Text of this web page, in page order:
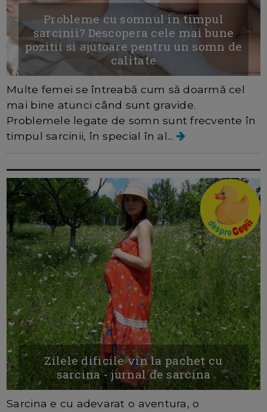
Probleme cu somnul in timpul
sarcinii? Descopera cele mai bune
pozitii si ajutoare pentru un somn de
calitate
Multe femei se întreabă cum să doarmă cel
mai bine atunci când sunt gravide.
Problemele legate de somn sunt frecvente în
timpul sarcinii, în special în al...
Zilele dificile vin la pachet cu
sarcina - jurnal de sarcina
Sarcina e cu adevarat o aventura, o